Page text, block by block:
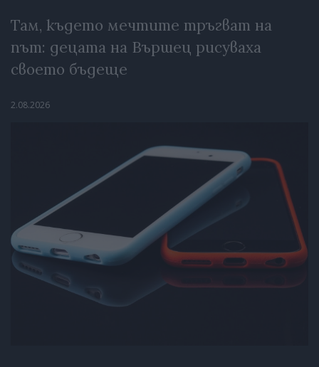
Там, където мечтите тръгват на
път: децата на Вършец рисуваха
своето бъдеще
2.08.2026